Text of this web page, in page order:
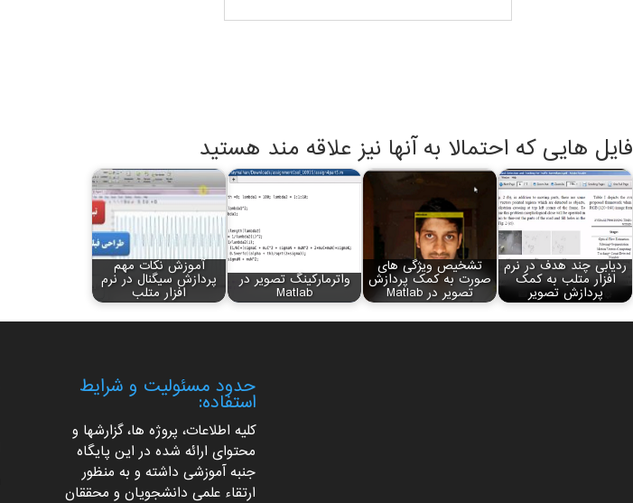
فایل هایی که احتمالا به آنها نیز علاقه مند هستید
ردیابی چند هدف در نرم
افزار متلب به کمک
پردازش تصویر
تشخیص ویژگی های
صورت به کمک پردازش
تصویر در Matlab
واترمارکینگ تصویر در
Matlab
آموزش نکات مهم
پردازش سیگنال در نرم
افزار متلب
حدود مسئولیت و شرایط
استفاده:
کلیه اطلاعات، پروژه ها، گزارشها و
محتوای ارائه شده در این پایگاه
جنبه آموزشی داشته و به منظور
ارتقاء علمی دانشجویان و محققان